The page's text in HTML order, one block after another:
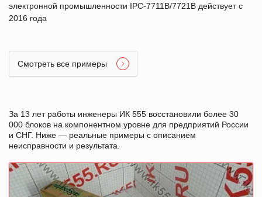
электронной промышленности IPC-7711B/7721B действует с
2016 года
Смотреть все примеры
За 13 лет работы инженеры ИК 555 восстановили более 30
000 блоков на компонентном уровне для предприятий России
и СНГ. Ниже — реальные примеры с описанием
неисправности и результата.